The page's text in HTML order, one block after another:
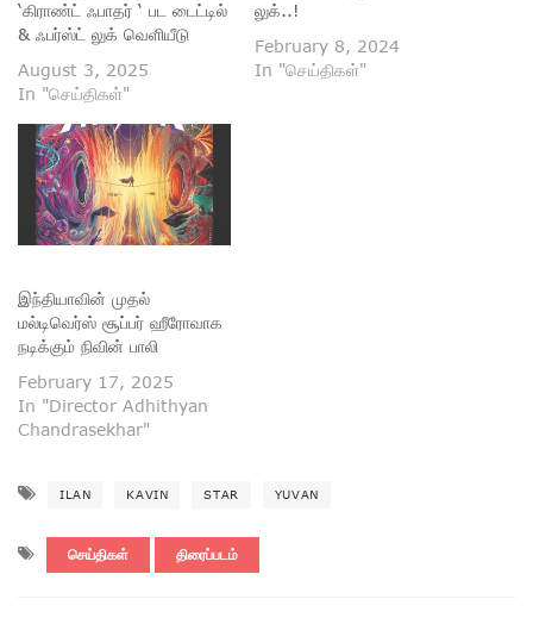
‘கிராண்ட் ஃபாதர் ‘ பட டைட்டில்
& ஃபர்ஸ்ட் லுக் வெளியீடு
August 3, 2025
In "செய்திகள்"
லுக்..!
February 8, 2024
In "செய்திகள்"
இந்தியாவின் முதல்
மல்டிவெர்ஸ் சூப்பர் ஹீரோவாக
நடிக்கும் நிவின் பாலி
February 17, 2025
In "Director Adhithyan
Chandrasekhar"
ILAN KAVIN STAR YUVAN
செய்திகள் திரைப்படம்